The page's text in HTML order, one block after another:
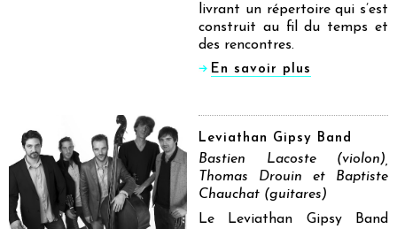
livrant un répertoire qui s’est
construit au fil du temps et
des rencontres.
En savoir plus
Leviathan Gipsy Band
Bastien Lacoste (violon),
Thomas Drouin et Baptiste
Chauchat (guitares)
Le Leviathan Gipsy Band